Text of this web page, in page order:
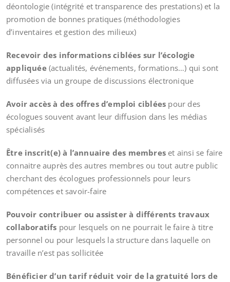
déontologie (intégrité et transparence des prestations) et la
promotion de bonnes pratiques (méthodologies
d’inventaires et gestion des milieux)
Recevoir des informations ciblées sur l’écologie
appliquée (actualités, événements, formations…) qui sont
diffusées via un groupe de discussions électronique
Avoir accès à des offres d’emploi ciblées pour des
écologues souvent avant leur diffusion dans les médias
spécialisés
Être inscrit(e) à l’annuaire des membres et ainsi se faire
connaitre auprès des autres membres ou tout autre public
cherchant des écologues professionnels pour leurs
compétences et savoir-faire
Pouvoir contribuer ou assister à différents travaux
collaboratifs pour lesquels on ne pourrait le faire à titre
personnel ou pour lesquels la structure dans laquelle on
travaille n’est pas sollicitée
Bénéficier d’un tarif réduit voir de la gratuité lors de